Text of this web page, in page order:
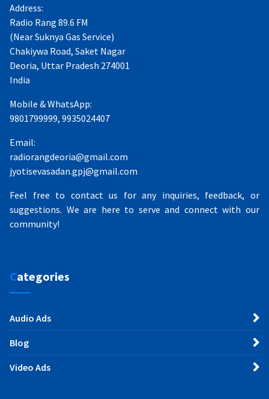
Address:
Radio Rang 89.6 FM
(Near Suknya Gas Service)
Chakiywa Road, Saket Nagar
Deoria, Uttar Pradesh 274001
India
Mobile & WhatsApp:
9801799999, 9935024407
Email:
radiorangdeoria@gmail.com
jyotisevasadan.gpj@gmail.com
Feel free to contact us for any inquiries, feedback, or
suggestions. We are here to serve and connect with our
community!
Categories
Audio Ads
Blog
Video Ads